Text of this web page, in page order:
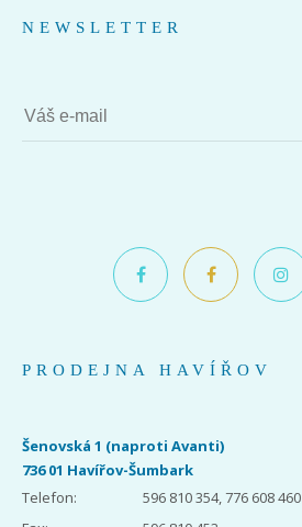
NEWSLETTER
PRODEJNA HAVÍŘOV
Šenovská 1 (naproti Avanti)
736 01 Havířov-Šumbark
Telefon:
596 810 354, 776 608 460